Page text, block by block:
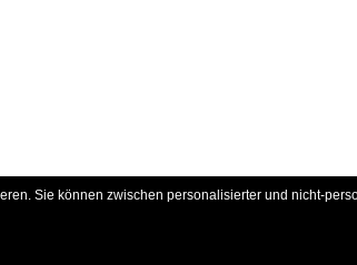
Sie können zwischen personalisierter und nicht-